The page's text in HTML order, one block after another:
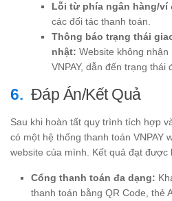
Lỗi từ phía ngân hàng/ví
các đối tác thanh toán.
Thông báo trạng thái
nhật: Website không
VNPAY, dẫn đến trạng thái
Đáp Án/Kết Quả
Sau khi hoàn tất quy trình tích hợp
có một hệ thống thanh toán VNPAY
website của mình. Kết quả đạt được
Cổng thanh toán đa dạng:
thanh toán bằng QR Code, thẻ